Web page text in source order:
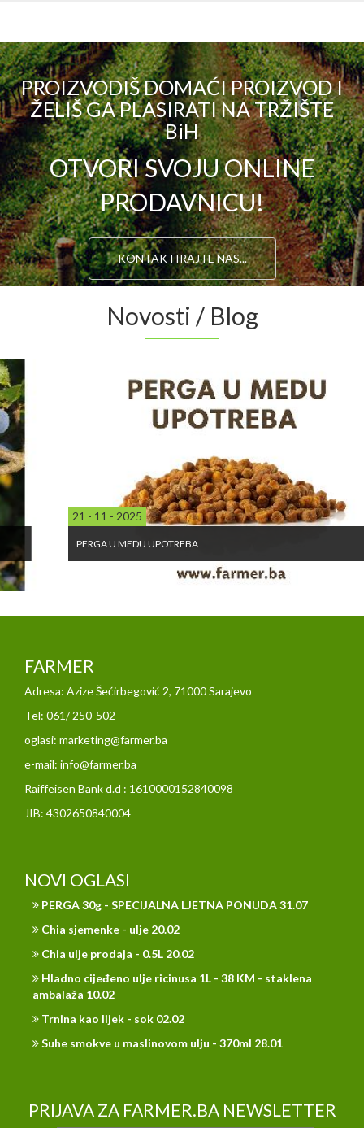
PROIZVODIŠ DOMAĆI PROIZVOD I
ŽELIŠ GA PLASIRATI NA TRŽIŠTE
BiH
OTVORI SVOJU ONLINE
PRODAVNICU!
KONTAKTIRAJTE NAS...
Novosti / Blog
21 - 11 - 2025
PERGA U MEDU UPOTREBA
FARMER
Adresa: Azize Šećirbegović 2, 71000 Sarajevo
Tel: 061/ 250-502
oglasi: marketing@farmer.ba
e-mail: info@farmer.ba
Raiffeisen Bank d.d : 1610000152840098
JIB: 4302650840004
NOVI OGLASI
PERGA 30g - SPECIJALNA LJETNA PONUDA 31.07
Chia sjemenke - ulje 20.02
Chia ulje prodaja - 0.5L 20.02
Hladno cijeđeno ulje ricinusa 1L - 38 KM - staklena
ambalaža 10.02
Trnina kao lijek - sok 02.02
Suhe smokve u maslinovom ulju - 370ml 28.01
PRIJAVA ZA FARMER.BA NEWSLETTER